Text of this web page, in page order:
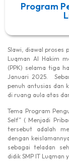
Program
Slawi, diawal proses
Luqman Al Hakim
(PPK) selama tiga
Januari 2025.
penuh antusias dan
di ruang aula atas
Tema Program
Self” ( Menjadi
tersebut adalah
dengan
sebagai teladan
didik SMP IT Luqman